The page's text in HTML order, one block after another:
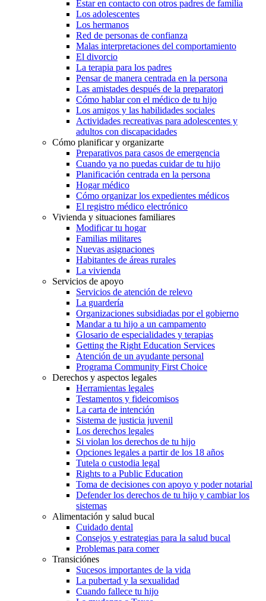
Estar en contacto con otros padres de familia
Los adolescentes
Los hermanos
Red de personas de confianza
Malas interpretaciones del comportamiento
El divorcio
La terapia para los padres
Pensar de manera centrada en la persona
Las amistades después de la preparatori
Cómo hablar con el médico de tu hijo
Los amigos y las habilidades sociales
Actividades recreativas para adolescentes y
adultos con discapacidades
Cómo planificar y organizarte
Preparativos para casos de emergencia
Cuando ya no puedas cuidar de tu hijo
Planificación centrada en la persona
Hogar médico
Cómo organizar los expedientes médicos
El registro médico electrónico
Vivienda y situaciones familiares
Modificar tu hogar
Familias militares
Nuevas asignaciones
Habitantes de áreas rurales
La vivienda
Servicios de apoyo
Servicios de atención de relevo
La guardería
Organizaciones subsidiadas por el gobierno
Mandar a tu hijo a un campamento
Glosario de especialidades y terapias
Getting the Right Education Services
Atención de un ayudante personal
Programa Community First Choice
Derechos y aspectos legales
Herramientas legales
Testamentos y fideicomisos
La carta de intención
Sistema de justicia juvenil
Los derechos legales
Si violan los derechos de tu hijo
Opciones legales a partir de los 18 años
Tutela o custodia legal
Rights to a Public Education
Toma de decisiones con apoyo y poder notarial
Defender los derechos de tu hijo y cambiar los
sistemas
Alimentación y salud bucal
Cuidado dental
Consejos y estrategias para la salud bucal
Problemas para comer
Transiciónes
Sucesos importantes de la vida
La pubertad y la sexualidad
Cuando fallece tu hijo